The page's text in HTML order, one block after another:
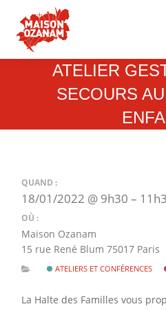
ATELIER
SECOURS
QUAND :
18/01/2022 @ 9h30 –
OÙ :
Maison Ozanam
15 rue René Blum 75017 Paris
ATELIERS ET CONFÉRENCES
La Halte des Familles vous